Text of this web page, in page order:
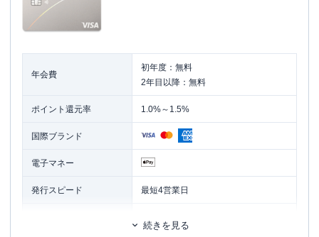
年会費
初年度：無料
2年目以降：無料
ポイント還元率 1.0%～1.5%
国際ブランド
電子マネー
発行スピード 最短4営業日
家族カード
続きを見る